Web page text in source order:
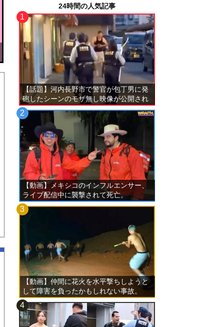
24時間の人気記事
【話題】河内長野市で警官が包丁男に発
砲したシーンのモザ無し映像が公開され
る。
【動画】メキシコのインフルエンサー、
ライブ配信中に襲撃されて死亡。
【動画】仲間に花火を水平撃ちしようと
して障害を負ったかもしれない事故。